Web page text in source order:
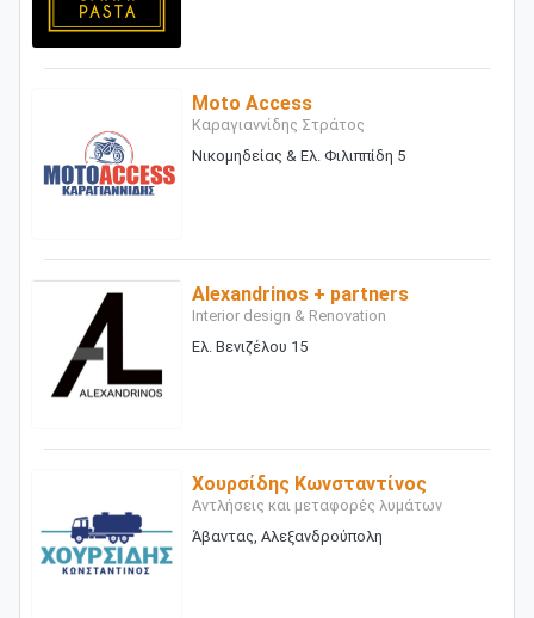
Moto Access
Καραγιαννίδης Στράτος
Νικομηδείας & Ελ. Φιλιππίδη 5
Alexandrinos + partners
Interior design & Renovation
Ελ. Βενιζέλου 15
Χουρσίδης Κωνσταντίνος
Αντλήσεις και μεταφορές λυμάτων
Άβαντας, Αλεξανδρούπολη